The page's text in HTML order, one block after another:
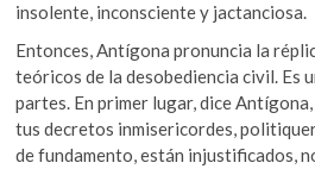
insolente, inconsciente y jactanciosa.
Entonces, Antígona pronuncia la
teóricos de la desobediencia civil. Es
partes. En primer lugar, dice
tus decretos inmisericordes,
de fundamento, están injustificados,